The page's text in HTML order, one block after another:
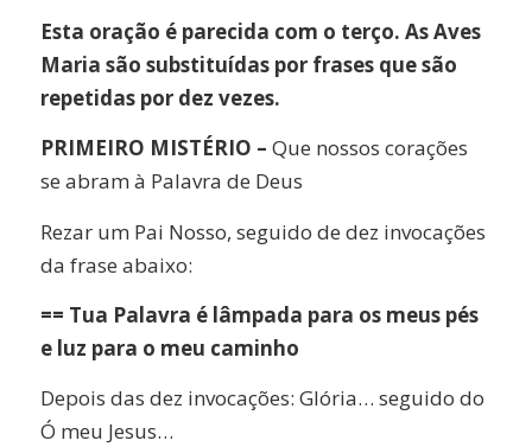
Esta oração é parecida com o terço. As Aves
Maria são substituídas por frases que são
repetidas por dez vezes.
PRIMEIRO MISTÉRIO – Que nossos corações
se abram à Palavra de Deus
Rezar um Pai Nosso, seguido de dez invocações
da frase abaixo:
== Tua Palavra é lâmpada para os meus pés
e luz para o meu caminho
Depois das dez invocações: Glória… seguido do
Ó meu Jesus…